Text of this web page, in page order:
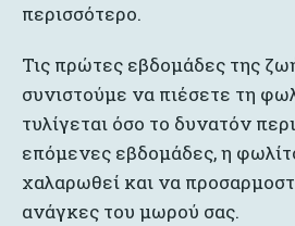
περισσότερο.
Τις πρώτες εβδομάδες της
συνιστούμε να πιέσετε τη
τυλίγεται όσο το δυνατόν
επόμενες εβδομάδες, η
χαλαρωθεί και να
ανάγκες του μωρού σας.